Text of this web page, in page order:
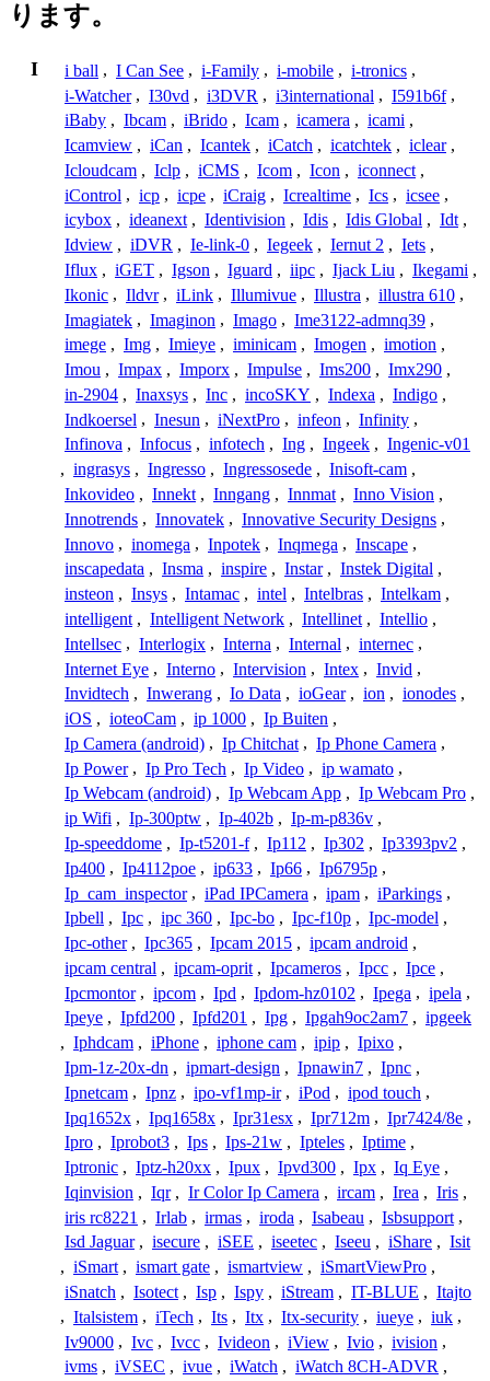
ります。
I i ball , I Can See , i-Family , i-mobile , i-tronics ,
i-Watcher , I30vd , i3DVR , i3international , I591b6f ,
iBaby , Ibcam , iBrido , Icam , icamera , icami ,
Icamview , iCan , Icantek , iCatch , icatchtek , iclear ,
Icloudcam , Iclp , iCMS , Icom , Icon , iconnect ,
iControl , icp , icpe , iCraig , Icrealtime , Ics , icsee ,
icybox , ideanext , Identivision , Idis , Idis Global , Idt ,
Idview , iDVR , Ie-link-0 , Iegeek , Iernut 2 , Iets ,
Iflux , iGET , Igson , Iguard , iipc , Ijack Liu , Ikegami ,
Ikonic , Ildvr , iLink , Illumivue , Illustra , illustra 610 ,
Imagiatek , Imaginon , Imago , Ime3122-admnq39 ,
imege , Img , Imieye , iminicam , Imogen , imotion ,
Imou , Impax , Imporx , Impulse , Ims200 , Imx290 ,
in-2904 , Inaxsys , Inc , incoSKY , Indexa , Indigo ,
Indkoersel , Inesun , iNextPro , infeon , Infinity ,
Infinova , Infocus , infotech , Ing , Ingeek , Ingenic-v01
, ingrasys , Ingresso , Ingressosede , Inisoft-cam ,
Inkovideo , Innekt , Inngang , Innmat , Inno Vision ,
Innotrends , Innovatek , Innovative Security Designs ,
Innovo , inomega , Inpotek , Inqmega , Inscape ,
inscapedata , Insma , inspire , Instar , Instek Digital ,
insteon , Insys , Intamac , intel , Intelbras , Intelkam ,
intelligent , Intelligent Network , Intellinet , Intellio ,
Intellsec , Interlogix , Interna , Internal , internec ,
Internet Eye , Interno , Intervision , Intex , Invid ,
Invidtech , Inwerang , Io Data , ioGear , ion , ionodes ,
iOS , ioteoCam , ip 1000 , Ip Buiten ,
Ip Camera (android) , Ip Chitchat , Ip Phone Camera ,
Ip Power , Ip Pro Tech , Ip Video , ip wamato ,
Ip Webcam (android) , Ip Webcam App , Ip Webcam Pro ,
ip Wifi , Ip-300ptw , Ip-402b , Ip-m-p836v ,
Ip-speeddome , Ip-t5201-f , Ip112 , Ip302 , Ip3393pv2 ,
Ip400 , Ip4112poe , ip633 , Ip66 , Ip6795p ,
Ip_cam_inspector , iPad IPCamera , ipam , iParkings ,
Ipbell , Ipc , ipc 360 , Ipc-bo , Ipc-f10p , Ipc-model ,
Ipc-other , Ipc365 , Ipcam 2015 , ipcam android ,
ipcam central , ipcam-oprit , Ipcameros , Ipcc , Ipce ,
Ipcmontor , ipcom , Ipd , Ipdom-hz0102 , Ipega , ipela ,
Ipeye , Ipfd200 , Ipfd201 , Ipg , Ipgah9oc2am7 , ipgeek
, Iphdcam , iPhone , iphone cam , ipip , Ipixo ,
Ipm-1z-20x-dn , ipmart-design , Ipnawin7 , Ipnc ,
Ipnetcam , Ipnz , ipo-vf1mp-ir , iPod , ipod touch ,
Ipq1652x , Ipq1658x , Ipr31esx , Ipr712m , Ipr7424/8e ,
Ipro , Iprobot3 , Ips , Ips-21w , Ipteles , Iptime ,
Iptronic , Iptz-h20xx , Ipux , Ipvd300 , Ipx , Iq Eye ,
Iqinvision , Iqr , Ir Color Ip Camera , ircam , Irea , Iris ,
iris rc8221 , Irlab , irmas , iroda , Isabeau , Isbsupport ,
Isd Jaguar , isecure , iSEE , iseetec , Iseeu , iShare , Isit
, iSmart , ismart gate , ismartview , iSmartViewPro ,
iSnatch , Isotect , Isp , Ispy , iStream , IT-BLUE , Itajto
, Italsistem , iTech , Its , Itx , Itx-security , iueye , iuk ,
Iv9000 , Ivc , Ivcc , Ivideon , iView , Ivio , ivision ,
ivms , iVSEC , ivue , iWatch , iWatch 8CH-ADVR ,